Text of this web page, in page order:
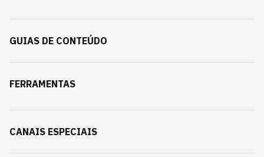
GUIAS DE CONTEÚDO
FERRAMENTAS
CANAIS ESPECIAIS